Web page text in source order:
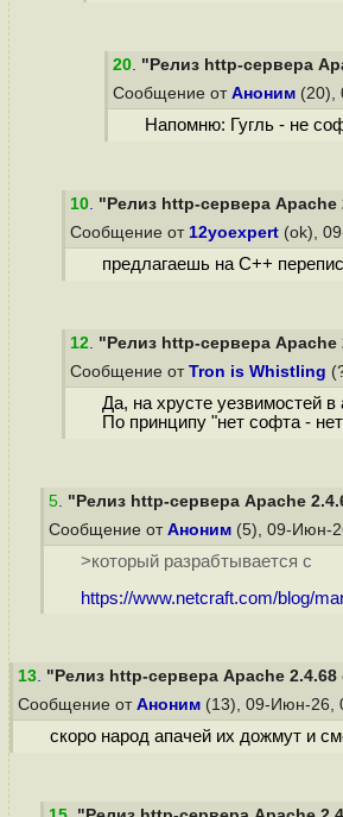
20. "Релиз http-сервера
Сообщение от Аноним (20),
Напомню: Гугль - не
10. "Релиз http-сервера Apache
Сообщение от 12yoexpert (ok),
предлагаешь на C++
12. "Релиз http-сервера Apache
Сообщение от Tron is Whistling
Да, на хрусте уезвимостей
По принципу "нет софта -
5. "Релиз http-сервера Apache
Сообщение от Аноним (5), 09-Июн-
>который разрабтывается с
https://www.netcraft.com/blog/
13. "Релиз http-сервера Apache 2.4.68
Сообщение от Аноним (13), 09-Июн-26,
скоро народ апачей их дожмут и